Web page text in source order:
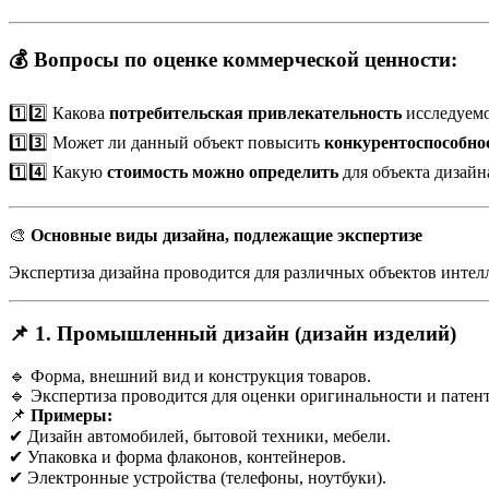
💰 Вопросы по оценке коммерческой ценности:
1️⃣2️⃣ Какова потребительская привлекательность
1️⃣3️⃣ Может ли данный объект повысить
1️⃣4️⃣ Какую стоимость можно определить для объекта
🎨 Основные виды дизайна, подлежащие экспертизе
Экспертиза дизайна проводится для различных объектов
📌 1. Промышленный дизайн (дизайн изделий)
🔹 Форма, внешний вид и конструкция товаров.
🔹 Экспертиза проводится для оценки оригинальности и
📌 Примеры:
✔ Дизайн автомобилей, бытовой техники, мебели.
✔ Упаковка и форма флаконов, контейнеров.
✔ Электронные устройства (телефоны, ноутбуки).